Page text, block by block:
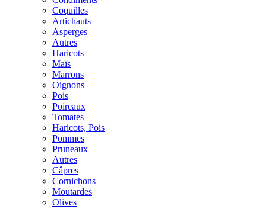
Coquilles
Artichauts
Asperges
Autres
Haricots
Maïs
Marrons
Oignons
Pois
Poireaux
Tomates
Haricots, Pois
Pommes
Pruneaux
Autres
Câpres
Cornichons
Moutardes
Olives